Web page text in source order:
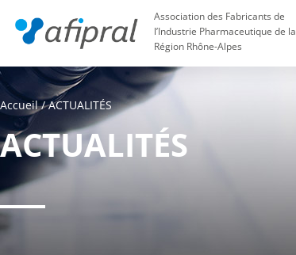
Association des Fabricants de
l’Industrie Pharmaceutique de la
Région Rhône-Alpes
Accueil/ACTUALITÉS
ACTUALITÉS